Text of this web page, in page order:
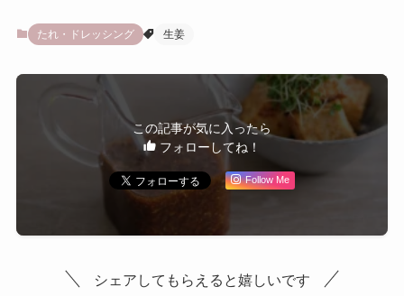
たれ・ドレッシング 生姜
この記事が気に入ったら
フォローしてね！
Follow Me
シェアしてもらえると嬉しいです